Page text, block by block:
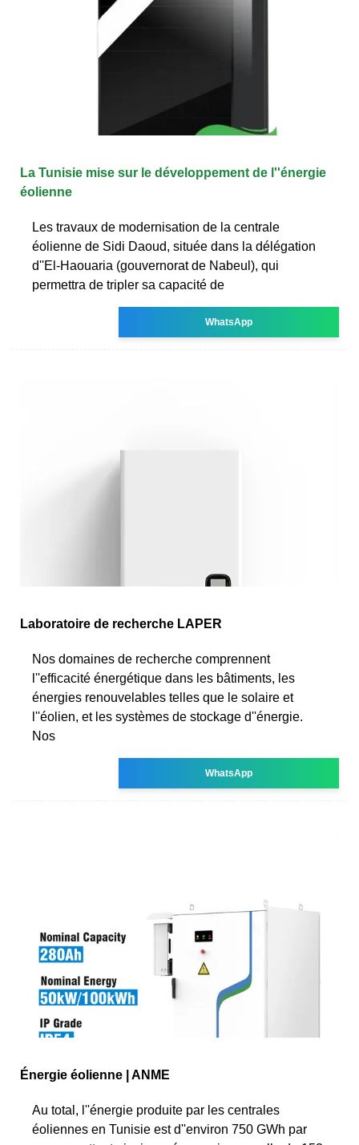
La Tunisie mise sur le développement de l''énergie
éolienne
Les travaux de modernisation de la centrale
éolienne de Sidi Daoud, située dans la délégation
d''El-Haouaria (gouvernorat de Nabeul), qui
permettra de tripler sa capacité de
WhatsApp
Laboratoire de recherche LAPER
Nos domaines de recherche comprennent
l''efficacité énergétique dans les bâtiments, les
énergies renouvelables telles que le solaire et
l''éolien, et les systèmes de stockage d''énergie.
Nos
WhatsApp
Énergie éolienne | ANME
Au total, l''énergie produite par les centrales
éoliennes en Tunisie est d''environ 750 GWh par